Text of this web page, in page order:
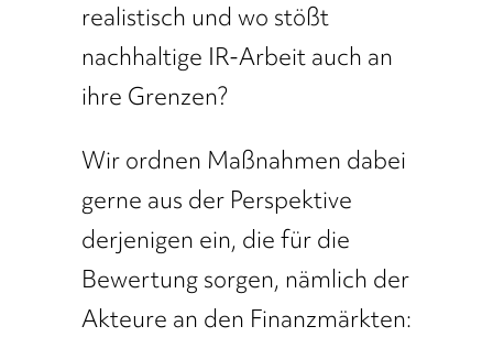
realistisch und wo stößt
nachhaltige IR-Arbeit auch an
ihre Grenzen?
Wir ordnen Maßnahmen dabei
gerne aus der Perspektive
derjenigen ein, die für die
Bewertung sorgen, nämlich der
Akteure an den Finanzmärkten: